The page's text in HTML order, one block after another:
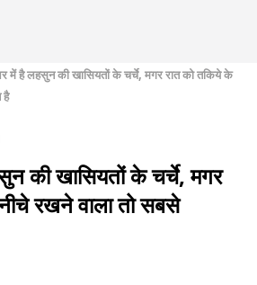
में है लहसुन की खासियतों के चर्चे, मगर रात को तकिये के
है
की खासियतों के चर्चे, मगर
रखने वाला तो सबसे